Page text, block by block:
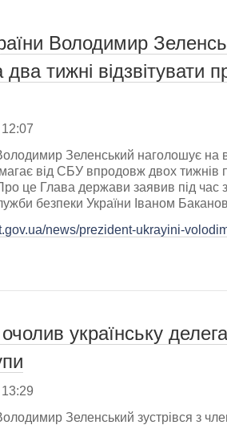
Володимир
тижні відзвітувати
Зеленський наголошує на
від СБУ впродовж двох тижнів
це Глава держави заявив під час
безпеки України Іваном
news/prezident-ukrayini-
українську
Зеленський зустрівся з